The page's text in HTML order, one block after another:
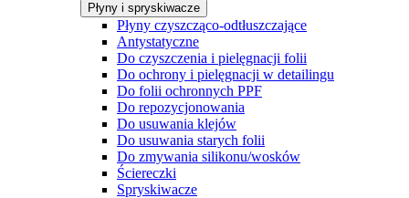
Płyny i spryskiwacze
Płyny czyszcząco-odtłuszczające
Antystatyczne
Do czyszczenia i pielęgnacji folii
Do ochrony i pielęgnacji w detailingu
Do folii ochronnych PPF
Do repozycjonowania
Do usuwania klejów
Do usuwania starych folii
Do zmywania silikonu/wosków
Ściereczki
Spryskiwacze